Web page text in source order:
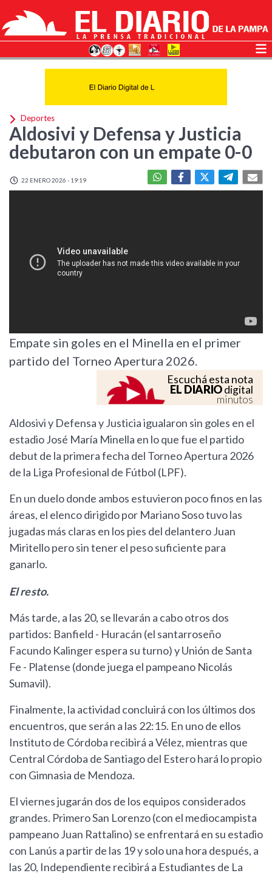
Deportes
Aldosivi y Defensa y Justicia
debutaron con un empate 0-0
22 ENERO 2026 - 19:19
Empate sin goles en el Minella en el primer
partido del Torneo Apertura 2026.
Escuchá esta nota
EL DIARIOdigital
minutos
Aldosivi y Defensa y Justicia igualaron sin goles en el
estadio José María Minella en lo que fue el partido
debut de la primera fecha del Torneo Apertura 2026
de la Liga Profesional de Fútbol (LPF).
En un duelo donde ambos estuvieron poco finos en las
áreas, el elenco dirigido por Mariano Soso tuvo las
jugadas más claras en los pies del delantero Juan
Miritello pero sin tener el peso suficiente para
ganarlo.
El resto.
Más tarde, a las 20, se llevarán a cabo otros dos
partidos: Banfield - Huracán (el santarroseño
Facundo Kalinger espera su turno) y Unión de Santa
Fe - Platense (donde juega el pampeano Nicolás
Sumavil).
Finalmente, la actividad concluirá con los últimos dos
encuentros, que serán a las 22:15. En uno de ellos
Instituto de Córdoba recibirá a Vélez, mientras que
Central Córdoba de Santiago del Estero hará lo propio
con Gimnasia de Mendoza.
El viernes jugarán dos de los equipos considerados
grandes. Primero San Lorenzo (con el mediocampista
pampeano Juan Rattalino) se enfrentará en su estadio
con Lanús a partir de las 19 y solo una hora después, a
las 20, Independiente recibirá a Estudiantes de La